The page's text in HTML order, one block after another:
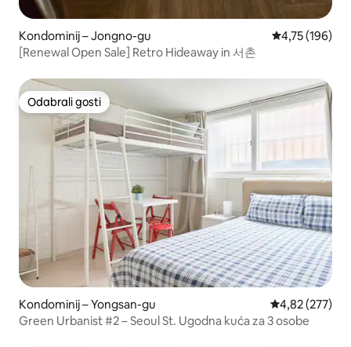
Kondominij – Jongno-gu Prosječna
4,75 (196)
[Renewal Open Sale] Retro Hideaway in 서촌
Odabrali gosti
Odabrali gosti
Kondominij – Yongsan-gu Prosječna
4,82 (277)
Green Urbanist #2 – Seoul St. Ugodna kuća za 3 osobe